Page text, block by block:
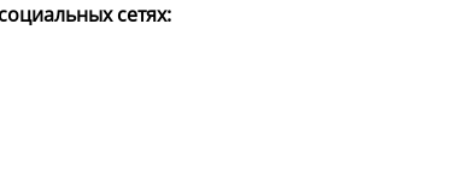
сетях: